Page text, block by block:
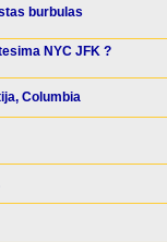
burbulas
NYC JFK ?
Columbia